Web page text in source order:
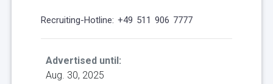
Recruiting-Hotline: +49 511 906 7777
Advertised until:
Aug. 30, 2025